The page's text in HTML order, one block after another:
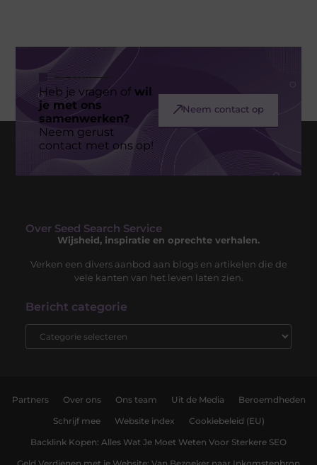
Heb je vragen ofwil
je met ons
samenwerken?
Neem gerust
contact met ons op!
Neem contact op
Over Seed Search Service
Wijsheid, inspiratie en oprechte verhalen.
Verken een divers aanbod aan blogs en artikelen die de
vele kanten van het leven laten zien.
Bericht categorie
Partners Over ons Ons team Uit de Media Beroemdheden
Schrijf mee Website index Cookiebeleid (EU)
Backlink Kopen: Alles Wat Je Moet Weten Voor Sterkere SEO